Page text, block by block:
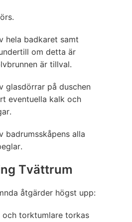
hela badkaret samt
om detta är
är tillval.
glasdörrar på duschen
eventuella kalk och
badrumsskåpens alla
Tvättrum
åtgärder högst upp:
och torktumlare torkas